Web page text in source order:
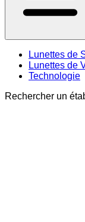
Lunettes de
Lunettes de
Technologie
Rechercher un